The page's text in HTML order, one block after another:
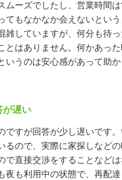
ムーズでしたし、営業時間
てもなかなか会えないとい
雑していますが、何分も待
とはありません。何かあっ
いうのは安心感があって助
が遅い
ですが回答が少し遅いです
るので、実際に家探しなど
で直接交渉をすることなどは
夜も利用中の状態で、再配